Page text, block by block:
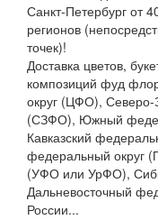
Санкт-Петербург от
регионов
точек)!
Доставка цветов,
композиций фуд
округ (ЦФО),
(СЗФО), Южный
Кавказский
федеральный округ
(УФО или УрФО),
Дальневосточный
России...